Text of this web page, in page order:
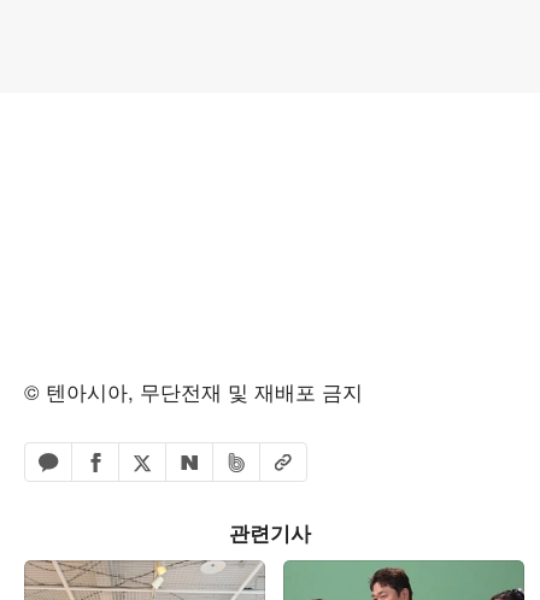
© 텐아시아, 무단전재 및 재배포 금지
카카오톡 공유하기
페이스북 공유하기
엑스 공유하기
네이버 공유하기
밴드 공유하기
URL복사
관련기사